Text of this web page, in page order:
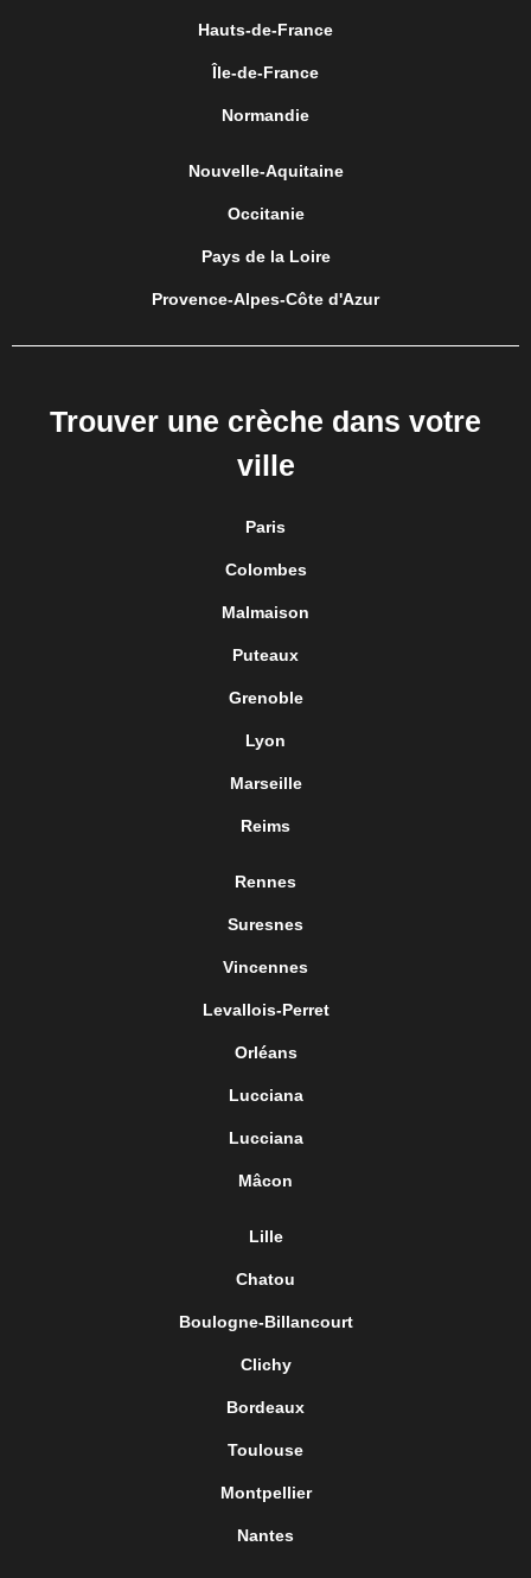
Hauts-de-France
Île-de-France
Normandie
Nouvelle-Aquitaine
Occitanie
Pays de la Loire
Provence-Alpes-Côte d'Azur
Trouver une crèche dans votre
ville
Paris
Colombes
Malmaison
Puteaux
Grenoble
Lyon
Marseille
Reims
Rennes
Suresnes
Vincennes
Levallois-Perret
Orléans
Lucciana
Lucciana
Mâcon
Lille
Chatou
Boulogne-Billancourt
Clichy
Bordeaux
Toulouse
Montpellier
Nantes